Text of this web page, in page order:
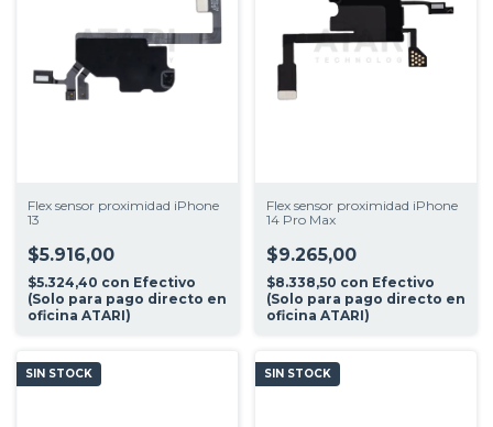
Flex sensor proximidad iPhone
13
$5.916,00
$5.324,40 con Efectivo
(Solo para pago directo en
oficina ATARI)
Flex sensor proximidad iPhone
14 Pro Max
$9.265,00
$8.338,50 con Efectivo
(Solo para pago directo en
oficina ATARI)
SIN STOCK SIN STOCK